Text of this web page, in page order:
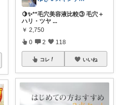
🍋✨**毛穴美容液比較③ 毛穴＋
ハリ・ツヤ ...
￥ 2,750
0 2 118
コレ いいね